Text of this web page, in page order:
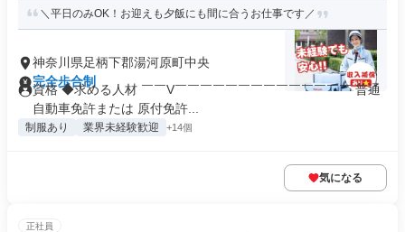
＼平日のみOK！お迎えも夕飯にも間に合うお仕事です／
神奈川県足柄下郡湯河原町中央
完全歩合制
資格 ◆求める人材 ￣￣V￣￣￣￣￣￣￣￣￣￣￣￣￣￣ 普通
自動車免許または 原付免許...
制服あり 業界未経験歓迎 +14個
気になる
正社員